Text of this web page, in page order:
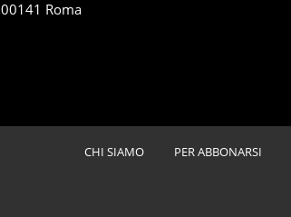
00141 Roma
CHI SIAMO PER ABBONARSI